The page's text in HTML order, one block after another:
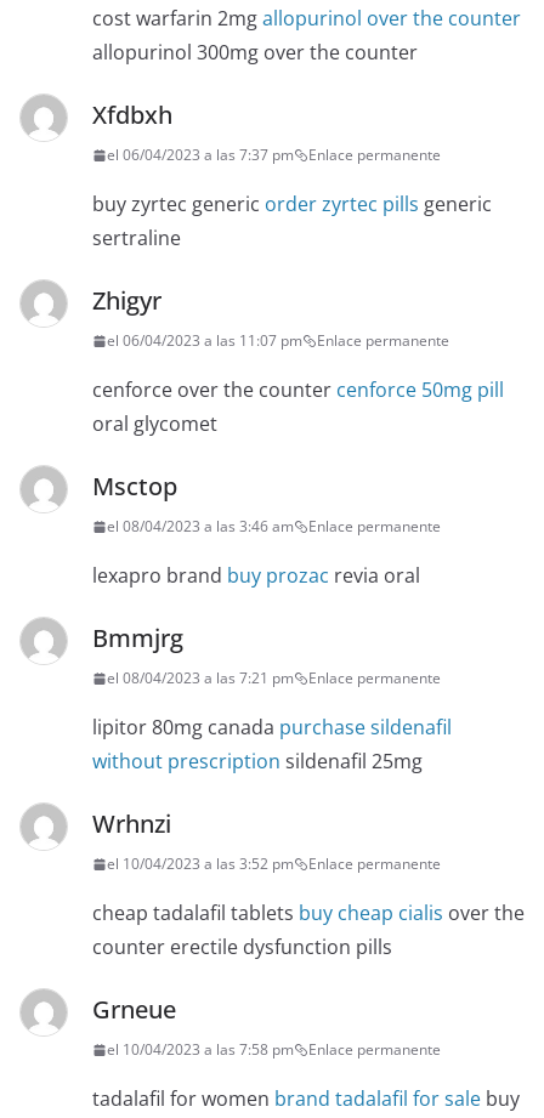
cost warfarin 2mgallopurinol over the counter
allopurinol 300mg over the counter
Xfdbxh
el 06/04/2023 a las 7:37 pm Enlace permanente
buy zyrtec generic order zyrtec pills generic
sertraline
Zhigyr
el 06/04/2023 a las 11:07 pm Enlace permanente
cenforce over the counter cenforce 50mg pill
oral glycomet
Msctop
el 08/04/2023 a las 3:46 am Enlace permanente
lexapro brand buy prozac revia oral
Bmmjrg
el 08/04/2023 a las 7:21 pm Enlace permanente
lipitor 80mg canada purchase sildenafil
without prescription sildenafil 25mg
Wrhnzi
el 10/04/2023 a las 3:52 pm Enlace permanente
cheap tadalafil tablets buy cheap cialis over the
counter erectile dysfunction pills
Grneue
el 10/04/2023 a las 7:58 pm Enlace permanente
tadalafil for women brand tadalafil for sale buy